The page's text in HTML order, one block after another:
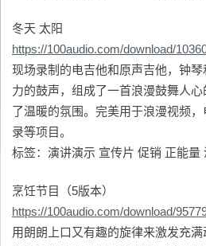
冬天 太阳
https://100audio.com/download/
现场录制的电吉他和原声吉他，钟
力的鼓声，组成了一首浪漫鼓舞人
了温暖的氛围。完美用于浪漫视频
录等项目。
标签：演讲演示 宣传片 促销 正能量
烹饪节目（5版本）
https://100audio.com/download/
用朗朗上口又有趣的旋律来激发充满